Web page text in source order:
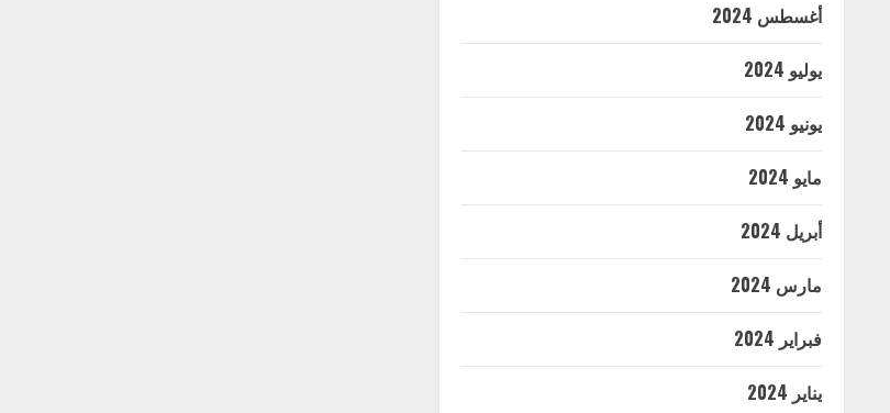
أغسطس 2024
يوليو 2024
يونيو 2024
مايو 2024
أبريل 2024
مارس 2024
فبراير 2024
يناير 2024